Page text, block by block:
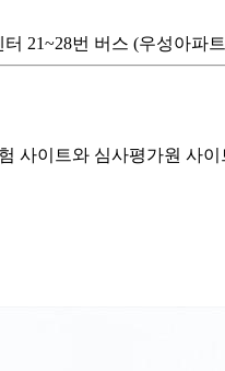
21~28번 버스 (우성아
사이트와 심사평가원 사